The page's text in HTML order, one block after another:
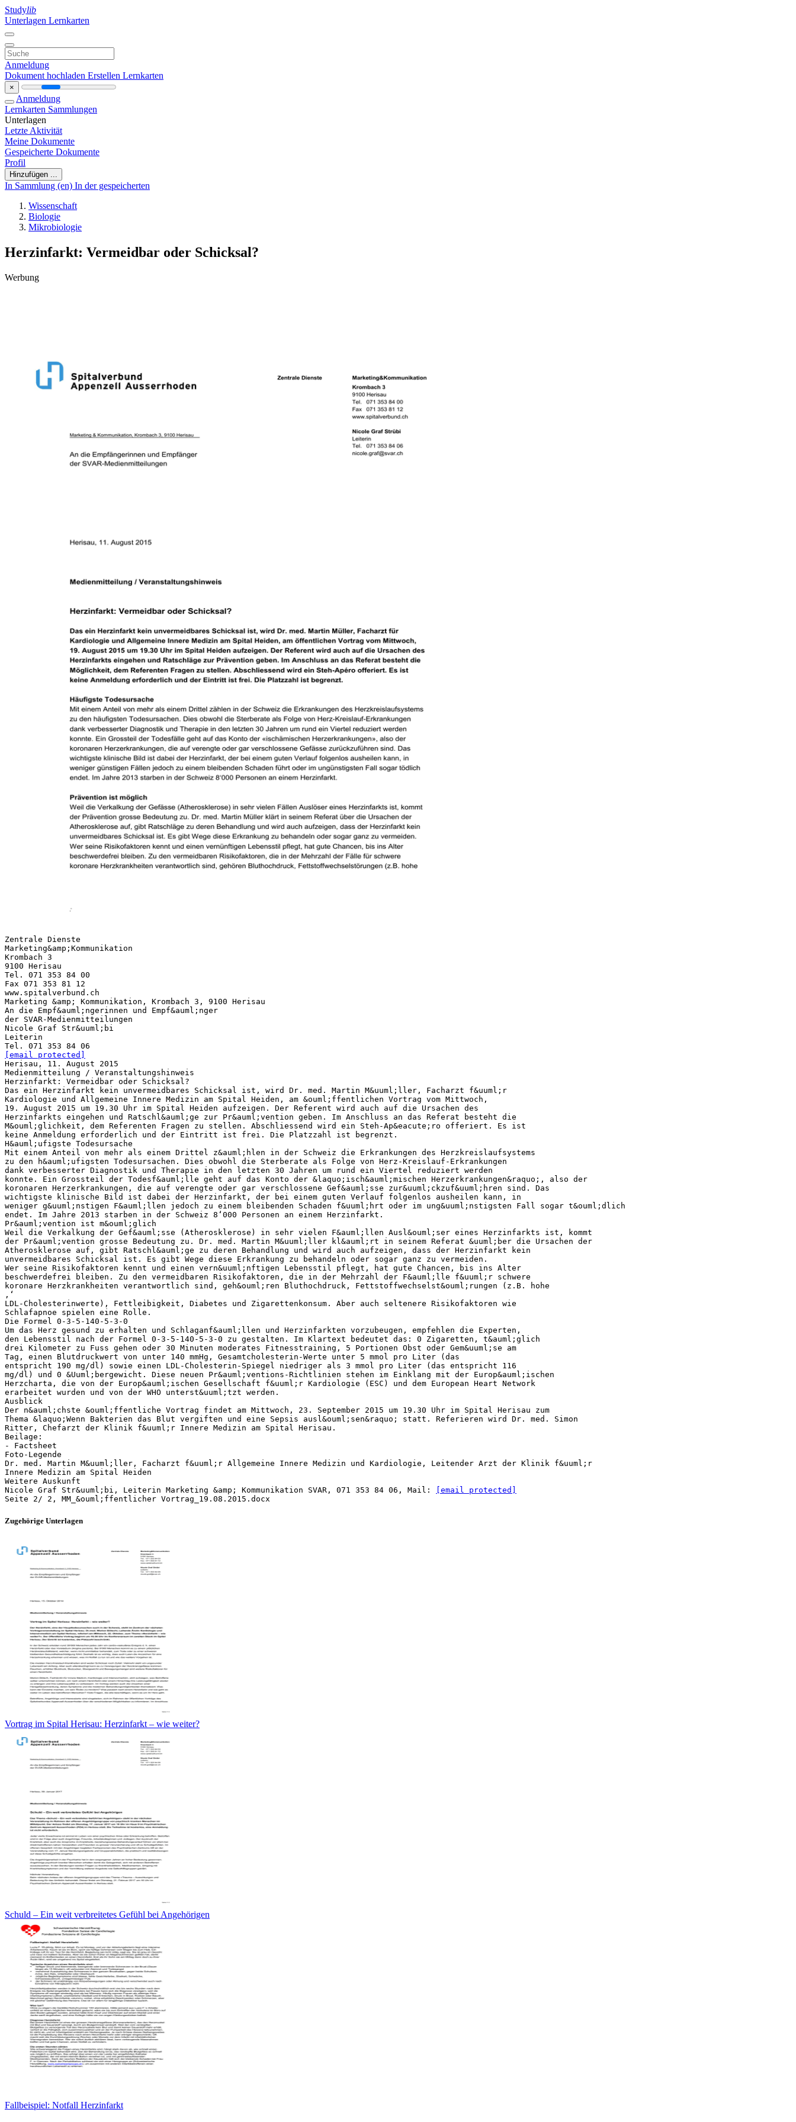
Studylib
Unterlagen Lernkarten
Anmeldung
Dokument hochladen Erstellen Lernkarten
×
Anmeldung
Lernkarten Sammlungen
Unterlagen
Letzte Aktivität
Meine Dokumente
Gespeicherte Dokumente
Profil
Hinzufügen ...
In Sammlung (en) In der gespeicherten
Wissenschaft
Biologie
Mikrobiologie
Herzinfarkt: Vermeidbar oder Schicksal?
Werbung
Zentrale Dienste
Marketing&amp;Kommunikation
Krombach 3
9100 Herisau
Tel. 071 353 84 00
Fax 071 353 81 12
www.spitalverbund.ch
Marketing &amp; Kommunikation, Krombach 3, 9100 Herisau
An die Empf&auml;ngerinnen und Empf&auml;nger
der SVAR-Medienmitteilungen
Nicole Graf Str&uuml;bi
Leiterin
[email protected]
Herisau, 11. August 2015
Medienmitteilung / Veranstaltungshinweis
Herzinfarkt: Vermeidbar oder Schicksal?
Das ein Herzinfarkt kein unvermeidbares Schicksal ist, wird Dr. med. Martin M&uuml;ller, Facharzt f&uuml;r
Kardiologie und Allgemeine Innere Medizin am Spital Heiden, am &ouml;ffentlichen Vortrag vom Mittwoch,
19. August 2015 um 19.30 Uhr im Spital Heiden aufzeigen. Der Referent wird auch auf die Ursachen des
Herzinfarkts eingehen und Ratschl&auml;ge zur Pr&auml;vention geben. Im Anschluss an das Referat besteht die
M&ouml;glichkeit, dem Referenten Fragen zu stellen. Abschliessend wird ein Steh-Ap&eacute;ro offeriert. Es ist
keine Anmeldung erforderlich und der Eintritt ist frei. Die Platzzahl ist begrenzt.
H&auml;ufigste Todesursache
Mit einem Anteil von mehr als einem Drittel z&auml;hlen in der Schweiz die Erkrankungen des Herzkreislaufsystems
zu den h&auml;ufigsten Todesursachen. Dies obwohl die Sterberate als Folge von Herz-Kreislauf-Erkrankungen
dank verbesserter Diagnostik und Therapie in den letzten 30 Jahren um rund ein Viertel reduziert werden
konnte. Ein Grossteil der Todesf&auml;lle geht auf das Konto der &laquo;isch&auml;mischen Herzerkrankungen&raquo;, also der
koronaren Herzerkrankungen, die auf verengte oder gar verschlossene Gef&auml;sse zur&uuml;ckzuf&uuml;hren sind. Das
wichtigste klinische Bild ist dabei der Herzinfarkt, der bei einem guten Verlauf folgenlos ausheilen kann, in
weniger g&uuml;nstigen F&auml;llen jedoch zu einem bleibenden Schaden f&uuml;hrt oder im ung&uuml;nstigsten Fall sogar t&ouml;dlich
endet. Im Jahre 2013 starben in der Schweiz 8‘000 Personen an einem Herzinfarkt.
Pr&auml;vention ist m&ouml;glich
Weil die Verkalkung der Gef&auml;sse (Atherosklerose) in sehr vielen F&auml;llen Ausl&ouml;ser eines Herzinfarkts ist, kommt
der Pr&auml;vention grosse Bedeutung zu. Dr. med. Martin M&uuml;ller kl&auml;rt in seinem Referat &uuml;ber die Ursachen der
Atherosklerose auf, gibt Ratschl&auml;ge zu deren Behandlung und wird auch aufzeigen, dass der Herzinfarkt kein
unvermeidbares Schicksal ist. Es gibt Wege diese Erkrankung zu behandeln oder sogar ganz zu vermeiden.
Wer seine Risikofaktoren kennt und einen vern&uuml;nftigen Lebensstil pflegt, hat gute Chancen, bis ins Alter
beschwerdefrei bleiben. Zu den vermeidbaren Risikofaktoren, die in der Mehrzahl der F&auml;lle f&uuml;r schwere
koronare Herzkrankheiten verantwortlich sind, geh&ouml;ren Bluthochdruck, Fettstoffwechselst&ouml;rungen (z.B. hohe
‚‘
LDL-Cholesterinwerte), Fettleibigkeit, Diabetes und Zigarettenkonsum. Aber auch seltenere Risikofaktoren wie
Schlafapnoe spielen eine Rolle.
Die Formel 0-3-5-140-5-3-0
Um das Herz gesund zu erhalten und Schlaganf&auml;llen und Herzinfarkten vorzubeugen, empfehlen die Experten,
den Lebensstil nach der Formel 0-3-5-140-5-3-0 zu gestalten. Im Klartext bedeutet das: 0 Zigaretten, t&auml;glich
drei Kilometer zu Fuss gehen oder 30 Minuten moderates Fitnesstraining, 5 Portionen Obst oder Gem&uuml;se am
Tag, einen Blutdruckwert von unter 140 mmHg, Gesamtcholesterin-Werte unter 5 mmol pro Liter (das
entspricht 190 mg/dl) sowie einen LDL-Cholesterin-Spiegel niedriger als 3 mmol pro Liter (das entspricht 116
mg/dl) und 0 &Uuml;bergewicht. Diese neuen Pr&auml;ventions-Richtlinien stehen im Einklang mit der Europ&auml;ischen
Herzcharta, die von der Europ&auml;ischen Gesellschaft f&uuml;r Kardiologie (ESC) und dem European Heart Network
erarbeitet wurden und von der WHO unterst&uuml;tzt werden.
Ausblick
Der n&auml;chste &ouml;ffentliche Vortrag findet am Mittwoch, 23. September 2015 um 19.30 Uhr im Spital Herisau zum
Thema &laquo;Wenn Bakterien das Blut vergiften und eine Sepsis ausl&ouml;sen&raquo; statt. Referieren wird Dr. med. Simon
Ritter, Chefarzt der Klinik f&uuml;r Innere Medizin am Spital Herisau.
Beilage:
- Factsheet
Foto-Legende
Dr. med. Martin M&uuml;ller, Facharzt f&uuml;r Allgemeine Innere Medizin und Kardiologie, Leitender Arzt der Klinik f&uuml;r
Innere Medizin am Spital Heiden
Weitere Auskunft
Nicole Graf Str&uuml;bi, Leiterin Marketing &amp; Kommunikation SVAR, 071 353 84 06, Mail:
[email protected]
Zugehörige Unterlagen
Vortrag im Spital Herisau: Herzinfarkt – wie weiter?
Schuld – Ein weit verbreitetes Gefühl bei Angehörigen
Fallbeispiel: Notfall Herzinfarkt